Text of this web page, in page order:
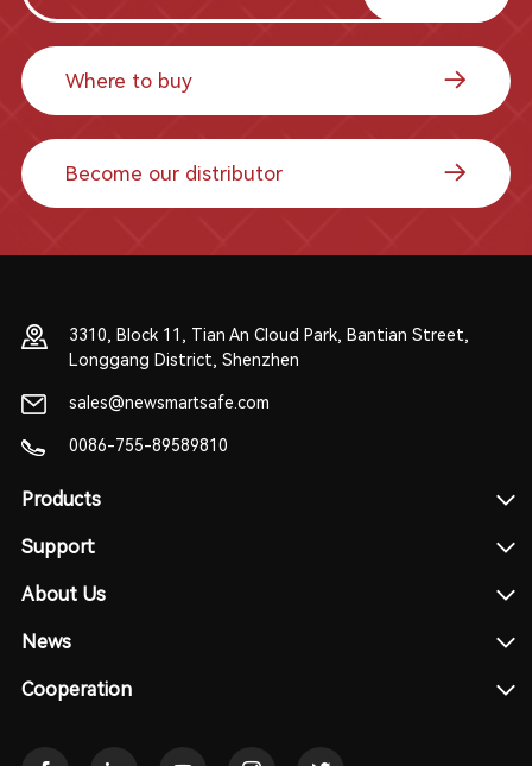
Where to buy
Become our distributor
3310, Block 11, Tian An Cloud Park, Bantian Street,
Longgang District, Shenzhen
sales@newsmartsafe.com
0086-755-89589810
Products
Support
About Us
News
Cooperation